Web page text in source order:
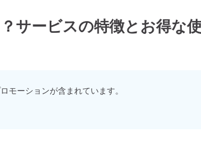
サービスの特徴とお得な
モーションが含まれています。